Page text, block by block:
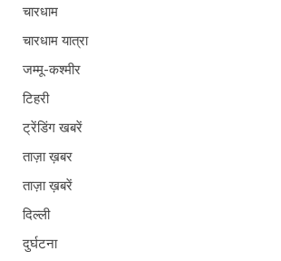
चारधाम
चारधाम यात्रा
जम्मू-कश्मीर
टिहरी
ट्रेंडिंग खबरें
ताज़ा ख़बर
ताज़ा ख़बरें
दिल्ली
दुर्घटना